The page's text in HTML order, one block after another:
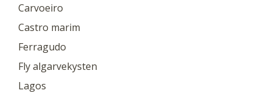
Carvoeiro
Castro marim
Ferragudo
Fly algarvekysten
Lagos